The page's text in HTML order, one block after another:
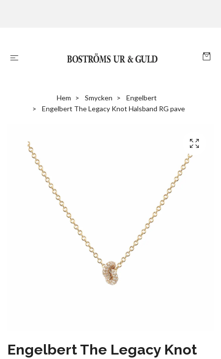
Hem Smycken
Engelbert
Engelbert The Legacy Knot Halsband RG pave
Engelbert The Legacy Knot